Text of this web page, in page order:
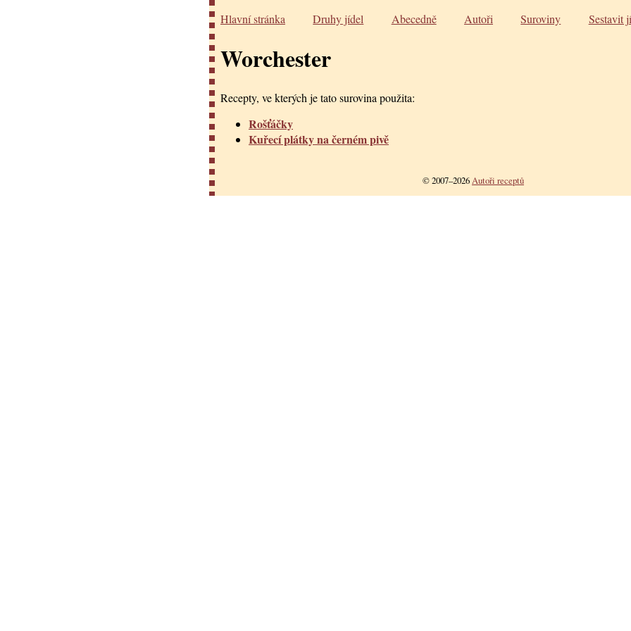
Hlavní stránka Druhy jídel Abecedně Autoři Suroviny Sestavit
Worchester
Recepty, ve kterých je tato surovina použita:
Rošťáčky
Kuřecí plátky na černém pivě
© 2007–2026Autoři receptů